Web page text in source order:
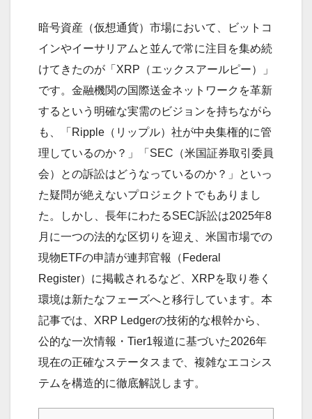
暗号資産（仮想通貨）市場において、ビットコ
インやイーサリアムと並んで常に注目を集め続
けてきたのが「XRP（エックスアールピー）」
です。金融機関の国際送金ネットワークを革新
するという明確な実需のビジョンを持ちながら
も、「Ripple（リップル）社が中央集権的に管
理しているのか？」「SEC（米国証券取引委員
会）との訴訟はどうなっているのか？」といっ
た疑問が絶えないプロジェクトでもありまし
た。しかし、長年にわたるSEC訴訟は2025年8
月に一つの法的な区切りを迎え、米国市場での
現物ETFの申請が連邦官報（Federal
Register）に掲載されるなど、XRPを取り巻く
環境は新たなフェーズへと移行しています。本
記事では、XRP Ledgerの技術的な根幹から、
公的な一次情報・Tier1報道に基づいた2026年
現在の正確なステータスまで、複雑なエコシス
テムを構造的に徹底解説します。